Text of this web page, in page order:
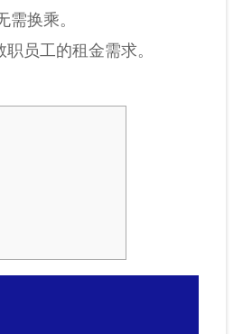
换乘。
员工的租金需求。